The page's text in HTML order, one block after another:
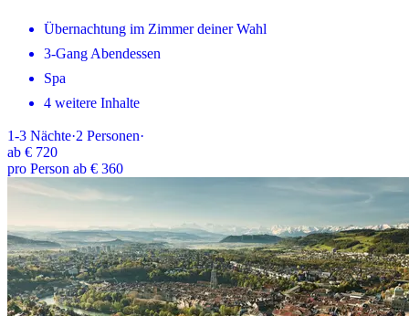
Übernachtung im Zimmer deiner Wahl
3-Gang Abendessen
Spa
4 weitere Inhalte
1-3 Nächte·2 Personen·
ab € 720
pro Person ab € 360